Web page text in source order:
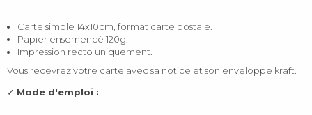
Carte simple 14x10cm, format carte postale.
Papier ensemencé 120g.
Impression recto uniquement.
Vous recevrez votre carte avec sa notice et son enveloppe kraft.
✓ Mode d'emploi :